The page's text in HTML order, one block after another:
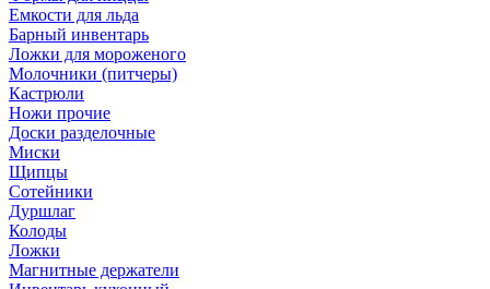
Емкости для льда
Барный инвентарь
Ложки для мороженого
Молочники (питчеры)
Кастрюли
Ножи прочие
Доски разделочные
Миски
Щипцы
Сотейники
Дуршлаг
Колоды
Ложки
Магнитные держатели